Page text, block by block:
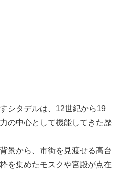
シタデルは、12世紀から19
の中心として機能してきた歴
景から、市街を見渡せる高台
を集めたモスクや宮殿が点在